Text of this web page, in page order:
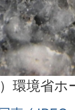
環境省ホ